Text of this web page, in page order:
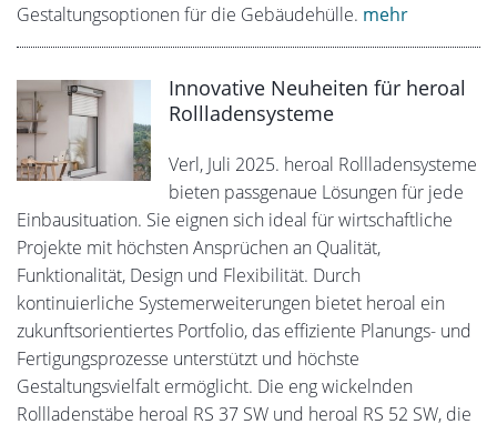
Gestaltungsoptionen für die Gebäudehülle. mehr
Innovative Neuheiten für heroal
Rollladensysteme
Verl, Juli 2025. heroal Rollladensysteme
bieten passgenaue Lösungen für jede
Einbausituation. Sie eignen sich ideal für wirtschaftliche
Projekte mit höchsten Ansprüchen an Qualität,
Funktionalität, Design und Flexibilität. Durch
kontinuierliche Systemerweiterungen bietet heroal ein
zukunftsorientiertes Portfolio, das effiziente Planungs- und
Fertigungsprozesse unterstützt und höchste
Gestaltungsvielfalt ermöglicht. Die eng wickelnden
Rollladenstäbe heroal RS 37 SW und heroal RS 52 SW, die